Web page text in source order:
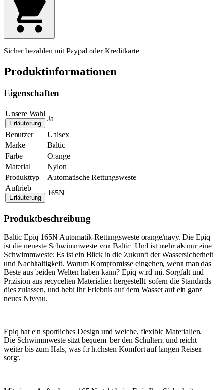
Sicher bezahlen mit Paypal oder Kreditkarte
Produktinformationen
Eigenschaften
Unsere Wahl
Erläuterung
Ja
Benutzer
Unisex
Marke
Baltic
Farbe
Orange
Material
Nylon
Produkttyp
Automatische Rettungsweste
Auftrieb
Erläuterung
165N
Produktbeschreibung
Baltic Epiq 165N Automatik-Rettungsweste orange/navy. Die Epiq
ist die neueste Schwimmweste von Baltic. Und ist mehr als nur eine
Schwimmweste; Es ist ein Blick in die Zukunft der Wassersicherheit
und Nachhaltigkeit. Warum Kompromisse eingehen, wenn man das
Beste aus beiden Welten haben kann? Epiq wird mit Sorgfalt und
Pr.zision aus recycelten Materialien hergestellt, sofern die Standards
dies zulassen, und hebt Ihr Erlebnis auf dem Wasser auf ein ganz
neues Niveau.
Epiq hat ein sportliches Design und weiche, flexible Materialien.
Die Schwimmweste sitzt bequem .ber den Schultern und reicht
weiter bis zum Hals, was f.r h.chsten Komfort auf langen Reisen
sorgt.